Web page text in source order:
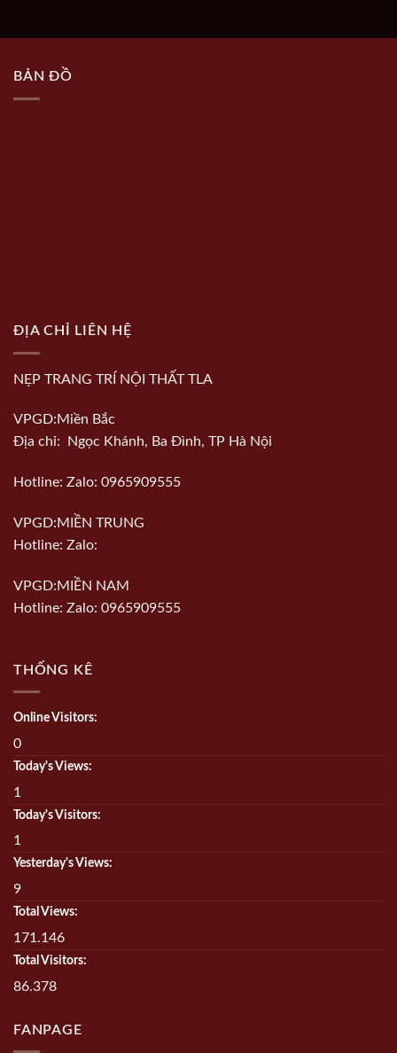
BẢN ĐỒ
ĐỊA CHỈ LIÊN HỆ
NẸP TRANG TRÍ NỘI THẤT TLA
VPGD:Miền Bắc
Địa chỉ: Ngọc Khánh, Ba Đình, TP Hà Nội
Hotline: Zalo: 0965909555
VPGD:MIỀN TRUNG
Hotline: Zalo:
VPGD:MIỀN NAM
Hotline: Zalo: 0965909555
THỐNG KÊ
Online Visitors:
0
Today's Views:
1
Today's Visitors:
1
Yesterday's Views:
9
Total Views:
171.146
Total Visitors:
86.378
FANPAGE